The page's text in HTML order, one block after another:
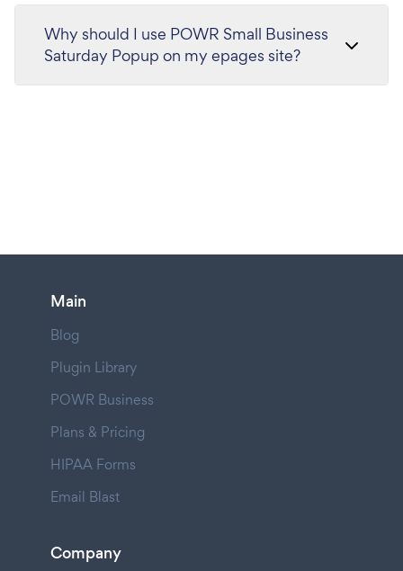
Why should I use POWR Small Business
Saturday Popup on my epages site?
Main
Blog
Plugin Library
POWR Business
Plans & Pricing
HIPAA Forms
Email Blast
Company